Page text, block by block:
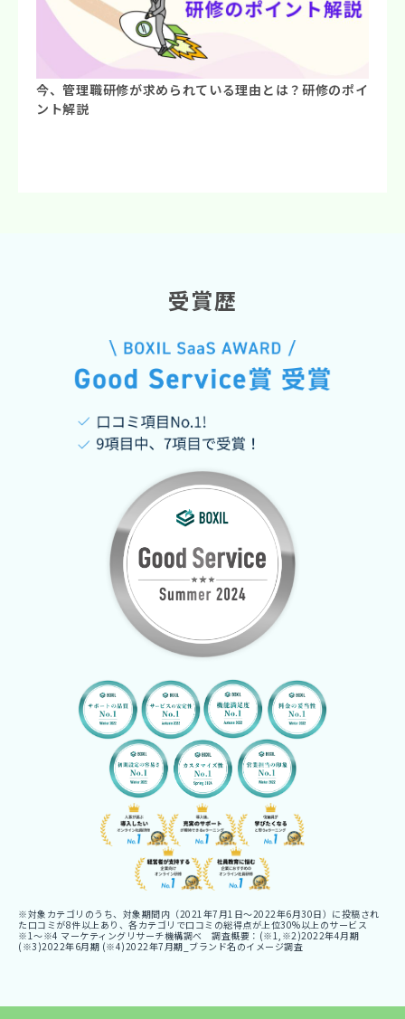
今、管理職研修が求められている理由とは？研修のポイ
ント解説
受賞歴
※対象カテゴリのうち、対象期間内（2021年7月1日〜2022年6月30日）に投稿され
た口コミが8件以上あり、各カテゴリで口コミの総得点が上位30%以上のサービス
※1〜※4 マーケティングリサーチ機構調べ 調査概要：(※1,※2)2022年4月期
(※3)2022年6月期 (※4)2022年7月期_ブランド名のイメージ調査